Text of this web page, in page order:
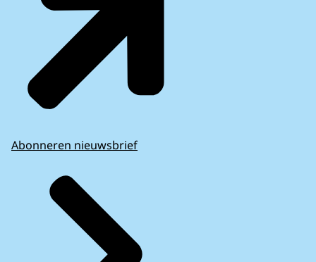
Abonneren nieuwsbrief